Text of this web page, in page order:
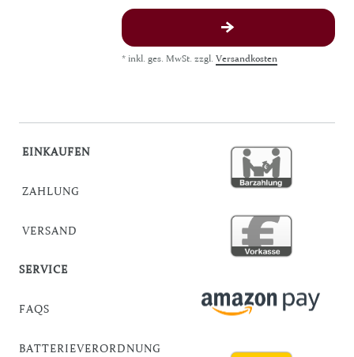
* inkl. ges. MwSt. zzgl. Versandkosten
EINKAUFEN
ZAHLUNG
VERSAND
SERVICE
FAQS
BATTERIEVERORDNUNG